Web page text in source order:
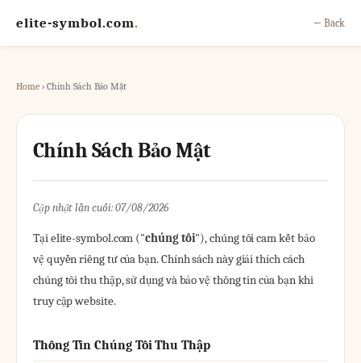
elite-symbol.com. ← Back
Home› Chính Sách Bảo Mật
Chính Sách Bảo Mật
Cập nhật lần cuối: 07/08/2026
Tại elite-symbol.com ("chúng tôi"), chúng tôi cam kết bảo
vệ quyền riêng tư của bạn. Chính sách này giải thích cách
chúng tôi thu thập, sử dụng và bảo vệ thông tin của bạn khi
truy cập website.
Thông Tin Chúng Tôi Thu Thập